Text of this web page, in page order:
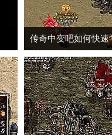
传奇中变吧如何快速